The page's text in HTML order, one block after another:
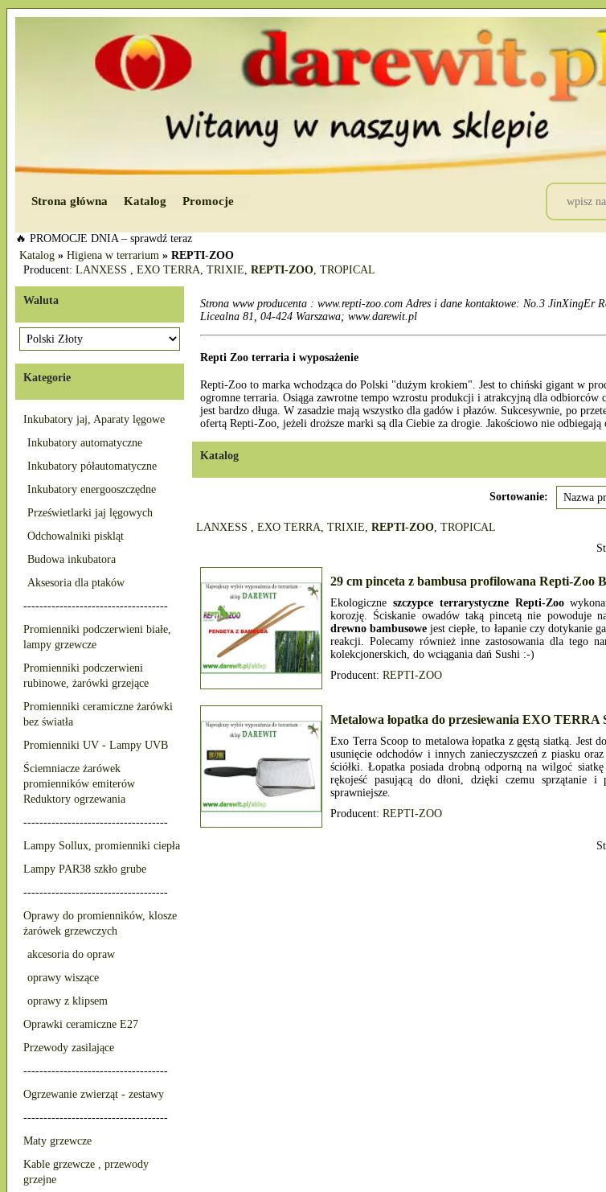
Strona główna Katalog Promocje
🔥 PROMOCJE DNIA – sprawdź teraz
Katalog » Higiena w terrarium » REPTI-ZOO
Producent: LANXESS , EXO TERRA, TRIXIE, REPTI-ZOO, TROPICAL
Waluta
Kategorie
Inkubatory jaj, Aparaty lęgowe
Inkubatory automatyczne
Inkubatory półautomatyczne
Inkubatory energooszczędne
Prześwietlarki jaj lęgowych
Odchowalniki piskląt
Budowa inkubatora
Aksesoria dla ptaków
------------------------------------
Promienniki podczerwieni białe,
lampy grzewcze
Promienniki podczerwieni
rubinowe, żarówki grzejące
Promienniki ceramiczne żarówki
bez światła
Promienniki UV - Lampy UVB
Ściemniacze żarówek
promienników emiterów
Reduktory ogrzewania
------------------------------------
Lampy Sollux, promienniki ciepła
Lampy PAR38 szkło grube
------------------------------------
Oprawy do promienników, klosze
żarówek grzewczych
akcesoria do opraw
oprawy wiszące
oprawy z klipsem
Oprawki ceramiczne E27
Przewody zasilające
------------------------------------
Ogrzewanie zwierząt - zestawy
------------------------------------
Maty grzewcze
Kable grzewcze , przewody
grzejne
Strona www producenta : www.repti-zoo.com Adres i dane kontaktowe: No.3
Licealna 81, 04-424 Warszawa; www.darewit.pl
Repti Zoo terraria i wyposażenie
Repti-Zoo to marka wchodząca do Polski "dużym krokiem". Jest to chiński gigant w
ogromne terraria. Osiąga zawrotne tempo wzrostu produkcji i atrakcyjną dla
jest bardzo długa. W zasadzie mają wszystko dla gadów i płazów. Sukcesywnie, po
ofertą Repti-Zoo, jeżeli droższe marki są dla Ciebie za drogie. Jakościowo nie
Katalog
Sortowanie:
LANXESS , EXO TERRA, TRIXIE, REPTI-ZOO, TROPICAL
29 cm pinceta z bambusa profilowana Repti-Zoo
Ekologiczne szczypce terrarystyczne Repti-Zoo
korozję. Ściskanie owadów taką pincetą nie powoduje
drewno bambusowe jest ciepłe, to łapanie czy dotykanie
reakcji. Polecamy również inne zastosowania dla tego
kolekcjonerskich, do wciągania dań Sushi :-)
Producent: REPTI-ZOO
Metalowa łopatka do przesiewania EXO TERRA
Exo Terra Scoop to metalowa łopatka z gęstą siatką. Jest
usunięcie odchodów i innych zanieczyszczeń z piasku
ściółki. Łopatka posiada drobną odporną na wilgoć
rękojeść pasującą do dłoni, dzięki czemu sprzątanie
sprawniejsze.
Producent: REPTI-ZOO